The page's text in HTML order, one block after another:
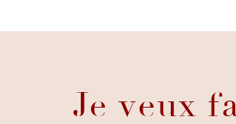
Je veux